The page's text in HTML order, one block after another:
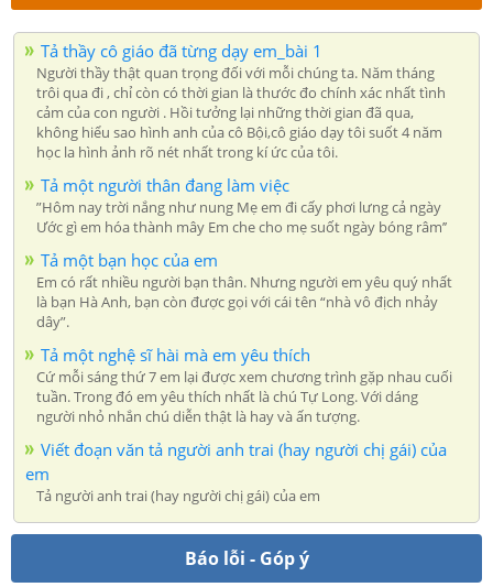
Tả thầy cô giáo đã từng dạy em_bài 1
Người thầy thật quan trọng đối với mỗi chúng ta. Năm tháng
trôi qua đi , chỉ còn có thời gian là thước đo chính xác nhất tình
cảm của con người . Hồi tưởng lại những thời gian đã qua,
không hiểu sao hình anh của cô Bội,cô giáo dạy tôi suốt 4 năm
học la hình ảnh rõ nét nhất trong kí ức của tôi.
Tả một người thân đang làm việc
”Hôm nay trời nắng như nung Mẹ em đi cấy phơi lưng cả ngày
Ước gì em hóa thành mây Em che cho mẹ suốt ngày bóng râm’’
Tả một bạn học của em
Em có rất nhiều người bạn thân. Nhưng người em yêu quý nhất
là bạn Hà Anh, bạn còn được gọi với cái tên “nhà vô địch nhảy
dây”.
Tả một nghệ sĩ hài mà em yêu thích
Cứ mỗi sáng thứ 7 em lại được xem chương trình gặp nhau cuối
tuần. Trong đó em yêu thích nhất là chú Tự Long. Với dáng
người nhỏ nhắn chú diễn thật là hay và ấn tượng.
Viết đoạn văn tả người anh trai (hay người chị gái) của
em
Tả người anh trai (hay người chị gái) của em
Báo lỗi - Góp ý